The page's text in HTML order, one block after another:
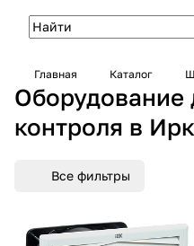
Главная Каталог
Оборудование
контроля в
Все фильтры